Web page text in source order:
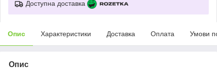
Доступна доставка
Опис Характеристики Доставка Оплата Умови
Опис